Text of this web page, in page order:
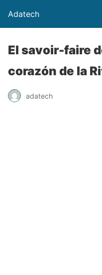
Adatech
El savoir-faire
corazón de la
adatech